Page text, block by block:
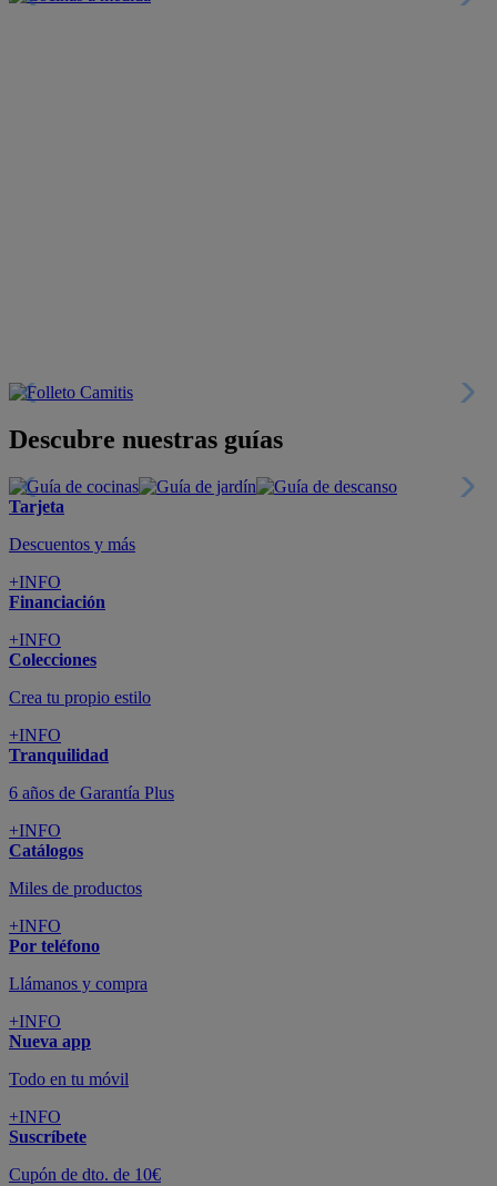
Descubre nuestras guías
Tarjeta
Descuentos y más
+INFO
Financiación
+INFO
Colecciones
Crea tu propio estilo
+INFO
Tranquilidad
6 años de Garantía Plus
+INFO
Catálogos
Miles de productos
+INFO
Por teléfono
Llámanos y compra
+INFO
Nueva app
Todo en tu móvil
+INFO
Suscríbete
Cupón de dto. de 10€